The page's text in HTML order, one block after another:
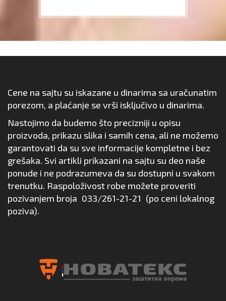
Cene na sajtu su iskazane u dinarima sa uračunatim
porezom, a plaćanje se vrši isključivo u dinarima.
Nastojimo da budemo što precizniji u opisu
proizvoda, prikazu slika i samih cena, ali ne možemo
garantovati da su sve informacije kompletne i bez
grešaka. Svi artikli prikazani na sajtu su deo naše
ponude i ne podrazumeva da su dostupni u svakom
trenutku. Raspoloživost robe možete proveriti
pozivanjem broja 033/261-21-21 (po ceni lokalnog
poziva).